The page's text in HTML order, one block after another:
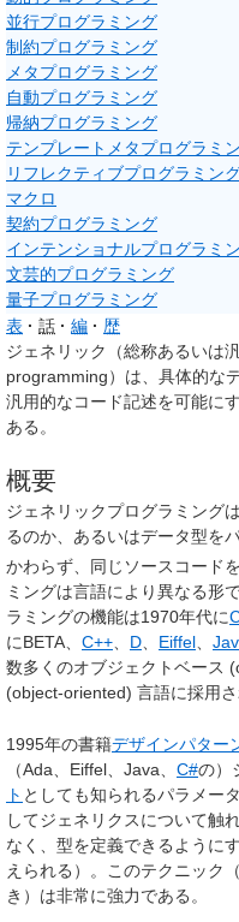
並行プログラミング
制約プログラミング
メタプログラミング
自動プログラミング
帰納プログラミング
テンプレートメタプログラミ
リフレクティブプログラミン
マクロ
契約プログラミング
インテンショナルプログラミ
文芸的プログラミング
量子プログラミング
表
話 編
歴
ジェネリック
（総称あるいは
programming）は、具体的な
汎用的なコード記述を可能に
ある。
概要
ジェネリックプログラミングは
るのか、あるいはデータ型を
かわらず、同じソースコード
ミングは言語により異なる形
ラミングの機能は1970年代に
にBETA、 C++ D Eiffel
数多くのオブジェクトベース
(object-oriented) 言語に採用さ
1995年の書籍デザインパター
（Ada、Eiffel、Java、 C#の）
ト としても知られるパラメー
してジェネリクスについて触
なく、型を定義できるように
えられる）。このテクニック
き）は非常に強力である。